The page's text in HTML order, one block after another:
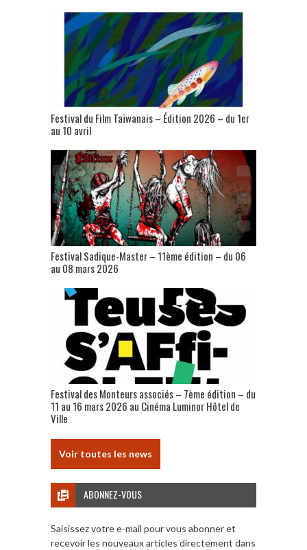
Festival du Film Taïwanais – Édition 2026 – du 1er
au 10 avril
Festival Sadique-Master – 11ème édition – du 06
au 08 mars 2026
Festival des Monteurs associés – 7ème édition – du
11 au 16 mars 2026 au Cinéma Luminor Hôtel de
Ville
Voir toutes les news
ABONNEZ-VOUS
Saisissez votre e-mail pour vous abonner et
recevoir les nouveaux articles directement dans